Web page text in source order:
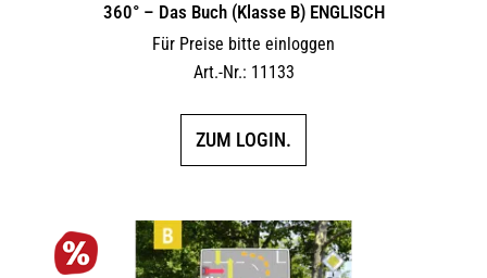
360° – Das Buch (Klasse B) ENGLISCH
Für Preise bitte einloggen
Art.-Nr.: 11133
ZUM LOGIN.